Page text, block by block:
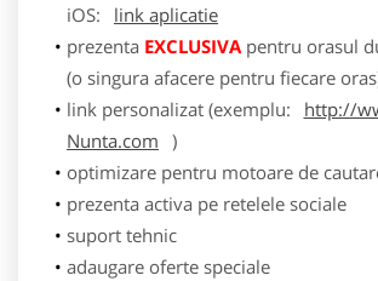
iOS:
link aplicatie
prezenta EXCLUSIVApentru orasul
(o singura afacere pentru fiecare
link personalizat (exemplu:
http://
Nunta.com )
optimizare pentru motoare de
prezenta activa pe retelele sociale
suport tehnic
adaugare oferte speciale